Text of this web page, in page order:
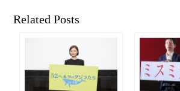
Related Posts